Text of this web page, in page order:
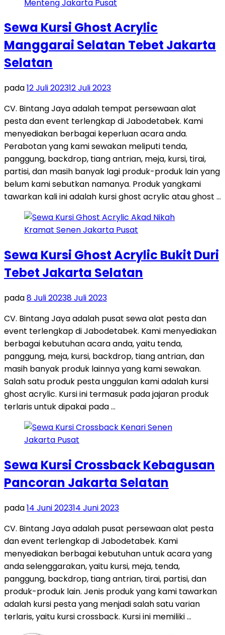
Sewa Kursi Ghost Acrylic
Manggarai Selatan Tebet Jakarta
Selatan
pada12 Juli 202312 Juli 2023
CV. Bintang Jaya adalah tempat persewaan alat
pesta dan event terlengkap di Jabodetabek. Kami
menyediakan berbagai keperluan acara anda.
Perabotan yang kami sewakan meliputi tenda,
panggung, backdrop, tiang antrian, meja, kursi, tirai,
partisi, dan masih banyak lagi produk-produk lain yang
belum kami sebutkan namanya. Produk yangkami
tawarkan kali ini adalah kursi ghost acrylic atau ghost …
Sewa Kursi Ghost Acrylic Bukit Duri
Tebet Jakarta Selatan
pada8 Juli 20238 Juli 2023
CV. Bintang Jaya adalah pusat sewa alat pesta dan
event terlengkap di Jabodetabek. Kami menyediakan
berbagai kebutuhan acara anda, yaitu tenda,
panggung, meja, kursi, backdrop, tiang antrian, dan
masih banyak produk lainnya yang kami sewakan.
Salah satu produk pesta unggulan kami adalah kursi
ghost acrylic. Kursi ini termasuk pada jajaran produk
terlaris untuk dipakai pada …
Sewa Kursi Crossback Kebagusan
Pancoran Jakarta Selatan
pada14 Juni 202314 Juni 2023
CV. Bintang Jaya adalah pusat persewaan alat pesta
dan event terlengkap di Jabodetabek. Kami
menyediakan berbagai kebutuhan untuk acara yang
anda selenggarakan, yaitu kursi, meja, tenda,
panggung, backdrop, tiang antrian, tirai, partisi, dan
produk-produk lain. Jenis produk yang kami tawarkan
adalah kursi pesta yang menjadi salah satu varian
terlaris, yaitu kursi crossback. Kursi ini memiliki …